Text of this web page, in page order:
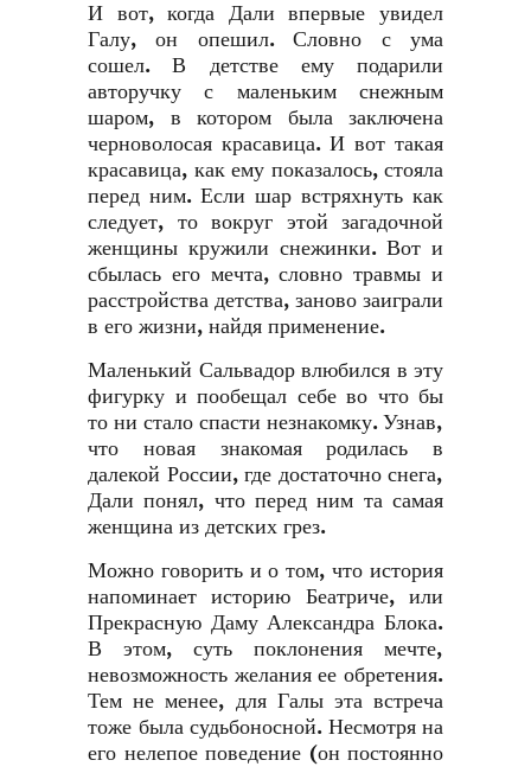
И вот, когда Дали впервые увидел
Галу, он опешил. Словно с ума
сошел. В детстве ему подарили
авторучку с маленьким снежным
шаром, в котором была заключена
черноволосая красавица. И вот такая
красавица, как ему показалось, стояла
перед ним. Если шар встряхнуть как
следует, то вокруг этой загадочной
женщины кружили снежинки. Вот и
сбылась его мечта, словно травмы и
расстройства детства, заново заиграли
в его жизни, найдя применение.
Маленький Сальвадор влюбился в эту
фигурку и пообещал себе во что бы
то ни стало спасти незнакомку. Узнав,
что новая знакомая родилась в
далекой России, где достаточно снега,
Дали понял, что перед ним та самая
женщина из детских грез.
Можно говорить и о том, что история
напоминает историю Беатриче, или
Прекрасную Даму Александра Блока.
В этом, суть поклонения мечте,
невозможность желания ее обретения.
Тем не менее, для Галы эта встреча
тоже была судьбоносной. Несмотря на
его нелепое поведение (он постоянно